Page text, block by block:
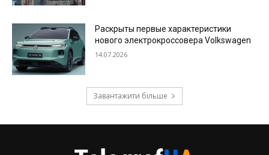
Раскрыты первые характеристики
нового электрокроссовера Volkswagen
14.07.2026
Завантажити більше